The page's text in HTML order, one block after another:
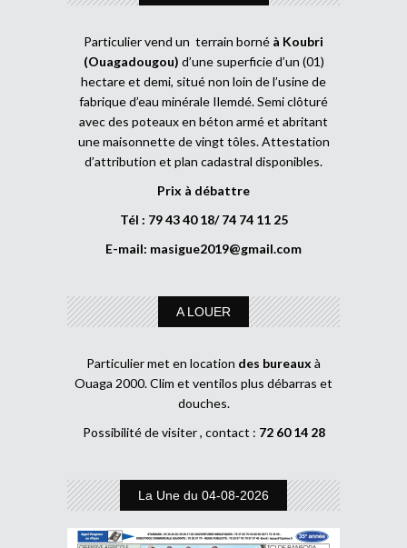
Particulier vend un terrain borné à Koubri
(Ouagadougou) d’une superficie d’un (01)
hectare et demi, situé non loin de l’usine de
fabrique d’eau minérale Ilemdé. Semi clôturé
avec des poteaux en béton armé et abritant
une maisonnette de vingt tôles. Attestation
d’attribution et plan cadastral disponibles.
Prix à débattre
Tél : 79 43 40 18/ 74 74 11 25
E-mail: masigue2019@gmail.com
A LOUER
Particulier met en location des bureaux à
Ouaga 2000. Clim et ventilos plus débarras et
douches.
Possibilité de visiter , contact : 72 60 14 28
La Une du 04-08-2026